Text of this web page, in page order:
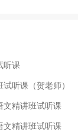
听课
听课（贺老师）
文精讲班试听课
文精讲班试听课